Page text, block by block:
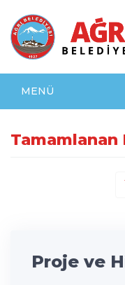
MENÜ
Tamamlanan
Proje ve